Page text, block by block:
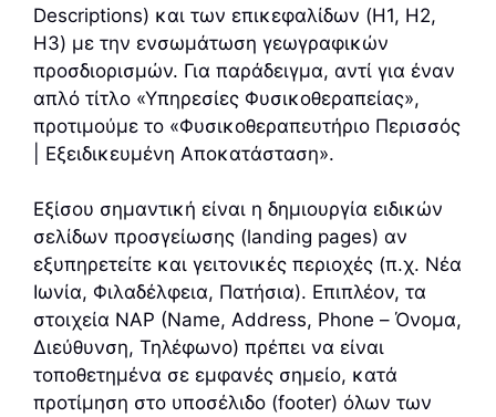
Descriptions) και των επικεφαλίδων (H1, H2,
H3) με την ενσωμάτωση γεωγραφικών
προσδιορισμών. Για παράδειγμα, αντί για έναν
απλό τίτλο «Υπηρεσίες Φυσικοθεραπείας»,
προτιμούμε το «Φυσικοθεραπευτήριο Περισσός
| Εξειδικευμένη Αποκατάσταση».
Εξίσου σημαντική είναι η δημιουργία ειδικών
σελίδων προσγείωσης (landing pages) αν
εξυπηρετείτε και γειτονικές περιοχές (π.χ. Νέα
Ιωνία, Φιλαδέλφεια, Πατήσια). Επιπλέον, τα
στοιχεία NAP (Name, Address, Phone – Όνομα,
Διεύθυνση, Τηλέφωνο) πρέπει να είναι
τοποθετημένα σε εμφανές σημείο, κατά
προτίμηση στο υποσέλιδο (footer) όλων των